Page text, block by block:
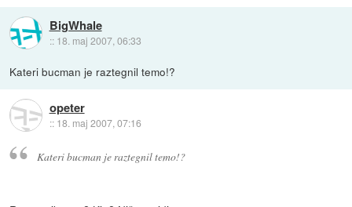
BigWhale
:: 18. maj 2007, 06:33
Kateri bucman je raztegnil temo!?
opeter
:: 18. maj 2007, 07:16
Kateri bucman je raztegnil temo!?